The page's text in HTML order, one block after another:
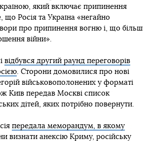
який включає припинення
Росія та Україна «негайно
про припинення вогню і, що більш
війни».
відбувся другий раунд переговорів
. Сторони домовилися про нові
військовополонених у форматі
Київ передав Москві список
дітей, яких потрібно повернути.
передала меморандум, в якому
визнати анексію Криму, російську